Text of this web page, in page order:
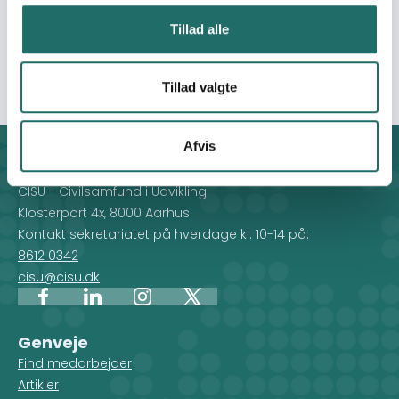
Tillad alle
Tillad valgte
Afvis
har etableret syværksted, computercafé og klargjort til
substistens landbrug med mulighed for at kunstvande.
Disse skal danne grundlag for projektet.
Kontakt
CISU - Civilsamfund i Udvikling
Klosterport 4x, 8000 Aarhus
Kontakt sekretariatet på hverdage kl. 10-14 på:
8612 0342
cisu@cisu.dk
FacebookLinkedInInstagram
X
Genveje
Find medarbejder
Artikler